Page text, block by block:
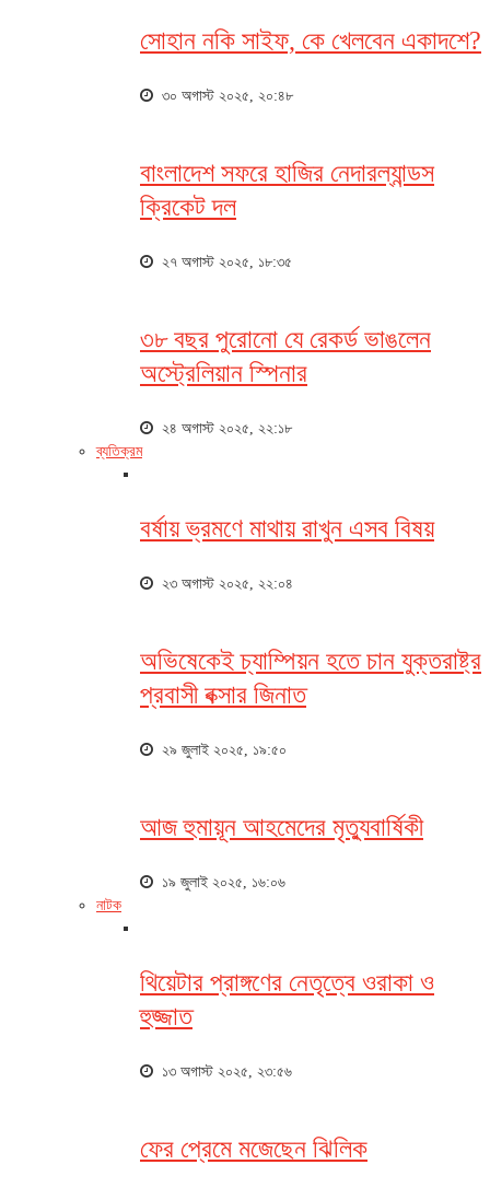
সোহান নকি সাইফ, কে খেলবেন একাদশে?
৩০ অগাস্ট ২০২৫, ২০:৪৮
বাংলাদেশ সফরে হাজির নেদারল্যান্ডস
ক্রিকেট দল
২৭ অগাস্ট ২০২৫, ১৮:৩৫
৩৮ বছর পুরোনো যে রেকর্ড ভাঙলেন
অস্ট্রেলিয়ান স্পিনার
২৪ অগাস্ট ২০২৫, ২২:১৮
ব্যতিক্রম
বর্ষায় ভ্রমণে মাথায় রাখুন এসব বিষয়
২৩ অগাস্ট ২০২৫, ২২:০৪
অভিষেকেই চ্যাম্পিয়ন হতে চান যুক্তরাষ্ট্র
প্রবাসী বক্সার জিনাত
২৯ জুলাই ২০২৫, ১৯:৫০
আজ হুমায়ূন আহমেদের মৃত্যুবার্ষিকী
১৯ জুলাই ২০২৫, ১৬:০৬
নাটক
থিয়েটার প্রাঙ্গণের নেতৃত্বে ওরাকা ও
হুজ্জাত
১৩ অগাস্ট ২০২৫, ২৩:৫৬
ফের প্রেমে মজেছেন ঝিলিক